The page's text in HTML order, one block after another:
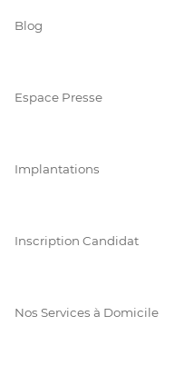
Blog
Espace Presse
Implantations
Inscription Candidat
Nos Services à Domicile